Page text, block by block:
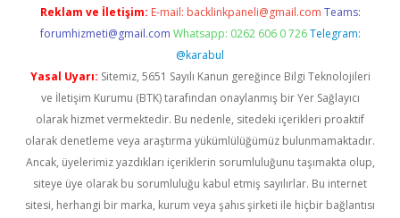
Reklam ve İletişim: E-mail: backlinkpaneli@gmail.com Teams:
forumhizmeti@gmail.com Whatsapp: 0262 606 0 726 Telegram:
@karabul
Yasal Uyarı: Sitemiz, 5651 Sayılı Kanun gereğince Bilgi Teknolojileri
ve İletişim Kurumu (BTK) tarafından onaylanmış bir Yer Sağlayıcı
olarak hizmet vermektedir. Bu nedenle, sitedeki içerikleri proaktif
olarak denetleme veya araştırma yükümlülüğümüz bulunmamaktadır.
Ancak, üyelerimiz yazdıkları içeriklerin sorumluluğunu taşımakta olup,
siteye üye olarak bu sorumluluğu kabul etmiş sayılırlar. Bu internet
sitesi, herhangi bir marka, kurum veya şahıs şirketi ile hiçbir bağlantısı